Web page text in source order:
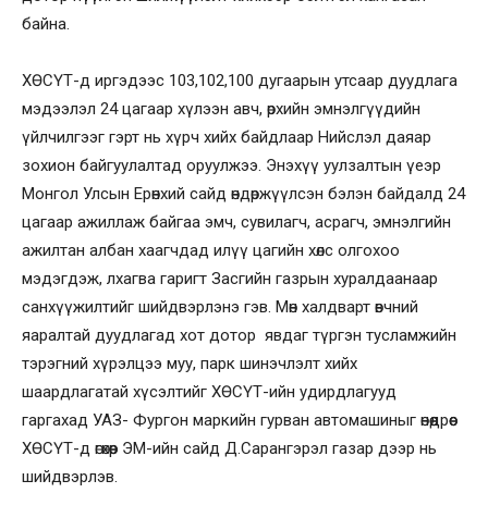
байна.
ХӨСҮТ-д иргэдээс 103,102,100 дугаарын утсаар дуудлага
мэдээлэл 24 цагаар хүлээн авч, өрхийн эмнэлгүүдийн
үйлчилгээг гэрт нь хүрч хийх байдлаар Нийслэл даяар
зохион байгуулалтад оруулжээ. Энэхүү уулзалтын үеэр
Монгол Улсын Ерөнхий сайд өндөржүүлсэн бэлэн байдалд 24
цагаар ажиллаж байгаа эмч, сувилагч, асрагч, эмнэлгийн
ажилтан албан хаагчдад илүү цагийн хөлс олгохоо
мэдэгдэж, лхагва гаригт Засгийн газрын хуралдаанаар
санхүүжилтийг шийдвэрлэнэ гэв. Мөн халдварт өвчний
яаралтай дуудлагад хот дотор явдаг түргэн тусламжийн
тэрэгний хүрэлцээ муу, парк шинэчлэлт хийх
шаардлагатай хүсэлтийг ХӨСҮТ-ийн удирдлагууд
гаргахад УАЗ- Фургон маркийн гурван автомашиныг өнөөдрөөс
ХӨСҮТ-д өгөхөөр ЭМ-ийн сайд Д.Сарангэрэл газар дээр нь
шийдвэрлэв.